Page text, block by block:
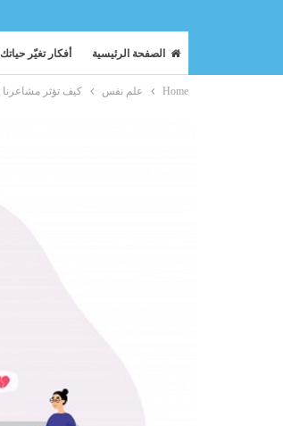
الصفحة الرئيسية أفكار تغيّر حياتك
Home علم نفس كيف تؤثر